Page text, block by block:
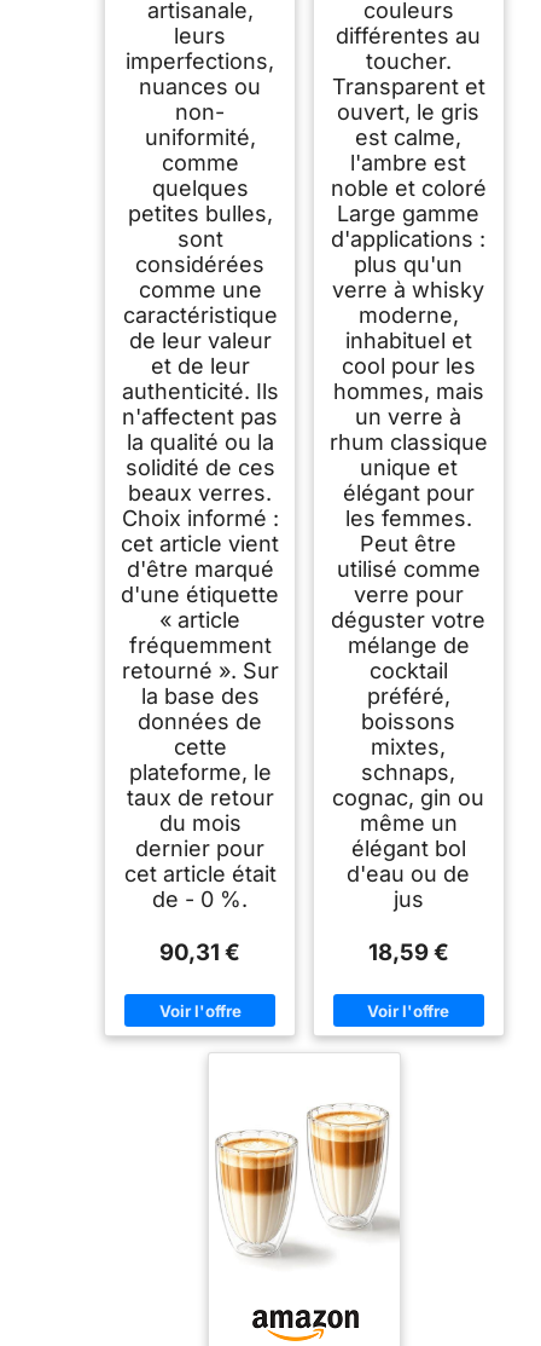
artisanale,
leurs
imperfections,
nuances ou
non-
uniformité,
comme
quelques
petites bulles,
sont
considérées
comme une
caractéristique
de leur valeur
et de leur
authenticité. Ils
n'affectent pas
la qualité ou la
solidité de ces
beaux verres.
Choix informé :
cet article vient
d'être marqué
d'une étiquette
« article
fréquemment
retourné ». Sur
la base des
données de
cette
plateforme, le
taux de retour
du mois
dernier pour
cet article était
de - 0 %.
90,31 €
couleurs
différentes au
toucher.
Transparent et
ouvert, le gris
est calme,
l'ambre est
noble et coloré
Large gamme
d'applications :
plus qu'un
verre à whisky
moderne,
inhabituel et
cool pour les
hommes, mais
un verre à
rhum classique
unique et
élégant pour
les femmes.
Peut être
utilisé comme
verre pour
déguster votre
mélange de
cocktail
préféré,
boissons
mixtes,
schnaps,
cognac, gin ou
même un
élégant bol
d'eau ou de
jus
18,59 €